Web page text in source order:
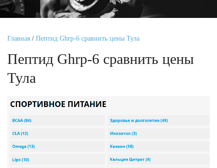
Главная / Пептид Ghrp-6 сравнить цены Тула
Пептид Ghrp-6 сравнить цены
Тула